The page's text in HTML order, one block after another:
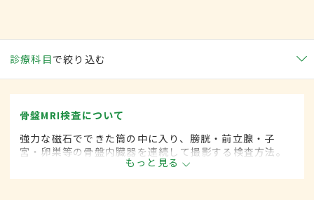
診療科目で絞り込む
骨盤MRI検査について
強力な磁石でできた筒の中に入り、膀胱・前立腺・子
宮・卵巣等の骨盤内臓器を連続して撮影する検査方法。
輪切り面と側面からという2つの方向からの断層画像を撮
ることができ、より詳細な情報が得られる。
もっと見る